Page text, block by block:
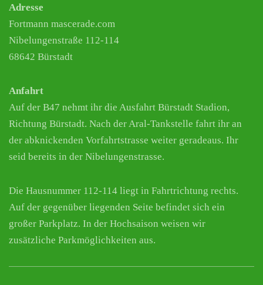
Adresse
Fortmann mascerade.com
Nibelungenstraße 112-114
68642 Bürstadt
Anfahrt
Auf der B47 nehmt ihr die Ausfahrt Bürstadt Stadion,
Richtung Bürstadt. Nach der Aral-Tankstelle fahrt ihr an
der abknickenden Vorfahrtstrasse weiter geradeaus. Ihr
seid bereits in der Nibelungenstrasse.
Die Hausnummer 112-114 liegt in Fahrtrichtung rechts.
Auf der gegenüber liegenden Seite befindet sich ein
großer Parkplatz. In der Hochsaison weisen wir
zusätzliche Parkmöglichkeiten aus.